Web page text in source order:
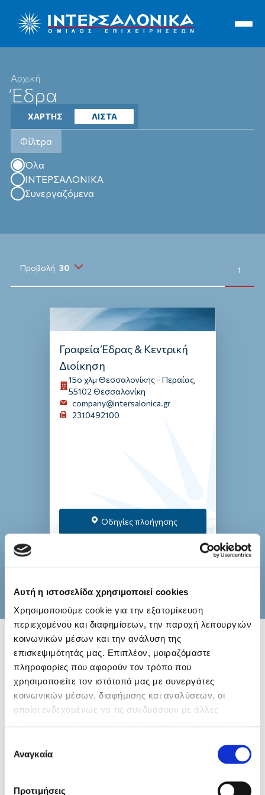
Αυτή η ιστοσελίδα χρησιμοποιεί cookies
Χρησιμοποιούμε cookie για την εξατομίκευση
περιεχομένου και διαφημίσεων, την παροχή λειτουργιών
κοινωνικών μέσων και την ανάλυση της
επισκεψιμότητάς μας. Επιπλέον, μοιραζόμαστε
πληροφορίες που αφορούν τον τρόπο που
χρησιμοποιείτε τον ιστότοπό μας με συνεργάτες
κοινωνικών μέσων, διαφήμισης και αναλύσεων, οι
οποίοι ενδεχομένως να τις συνδυάσουν με άλλες
των υπηρεσιών τους.
συγκατάθεσης
Αναγκαία
Προτιμήσεις
Ιντερσαλόνικα
Αρχική
Έδρα
ΧΑΡΤΗΣ ΛΙΣΤΑ
Φίλτρα
Σταθμοί Οδικής Βοήθειας
Ιατρικές Υπηρεσίες
Όλα
ΙΝΤΕΡΣΑΛΟΝΙΚΑ
Συνεργαζόμενα
Προβολή 30
1
Γραφεία Έδρας & Κεντρική
Διοίκηση
15ο χλμ Θεσσαλονίκης - Περαίας,
55102 Θεσσαλονίκη
company@intersalonica.gr
2310492100
Οδηγίες πλοήγησης
10
20
30
Η Έδρα μας
Η έδρα μας αποτελεί το κέντρο της
επιχειρηματικής μας δραστηριότητας. Βρίσκεται
στο 15 οχλμ. Θεσσαλονίκης – Περαίας,
Στις σύγχρονες εγκαταστάσεις μας
εργαζόμενοι, δίνοντας αξία στο όραμά μας.